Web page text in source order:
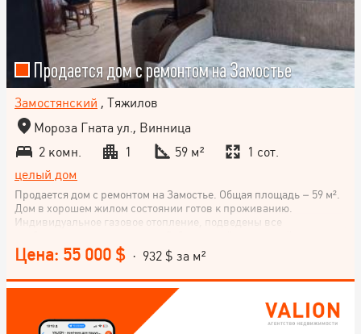
Продается дом с ремонтом на Замостье
Замостянский , Тяжилов
Мороза Гната ул., Винница
2 комн.
1 59 м²
1 сот.
целый дом
Продается дом с ремонтом на Замостье. Общая площадь – 59 м².
Дом в хорошем жилом состоянии готов к проживанию.
Индивидуальное газовое отопление, подведены все
площадью 1 сотка. Прекрасный вариант для тех, кто ищет
уютный дом в черте города. Звоните и договаривайтесь о
просмотре!
Цена: 55 000 $ · 932 $ за м²